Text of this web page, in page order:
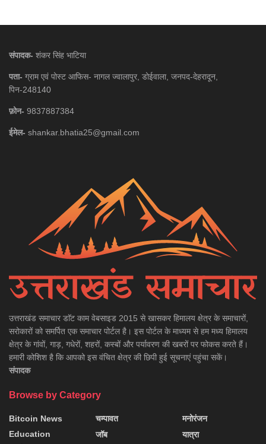
संपादक- शंकर सिंह भाटिया
पता- ग्राम एवं पोस्ट आफिस- नागल ज्वालापुर, डोईवाला, जनपद-देहरादून,
पिन-248140
फ़ोन- 9837887384
ईमेल- shankar.bhatia25@gmail.com
उत्तराखंड समाचार डाॅट काम वेबसाइड 2015 से खासकर हिमालय क्षेत्र के समाचारों,
सरोकारों को समर्पित एक समाचार पोर्टल है। इस पोर्टल के माध्यम से हम मध्य हिमालय
क्षेत्र के गांवों, गाड़, गधेरों, शहरों, कस्बों और पर्यावरण की खबरों पर फोकस करते हैं।
हमारी कोशिश है कि आपको इस वंचित क्षेत्र की छिपी हुई सूचनाएं पहुंचा सकें।
संपादक
Browse by Category
Bitcoin News
Education
चम्पावत
जॉब
मनोरंजन
यात्रा